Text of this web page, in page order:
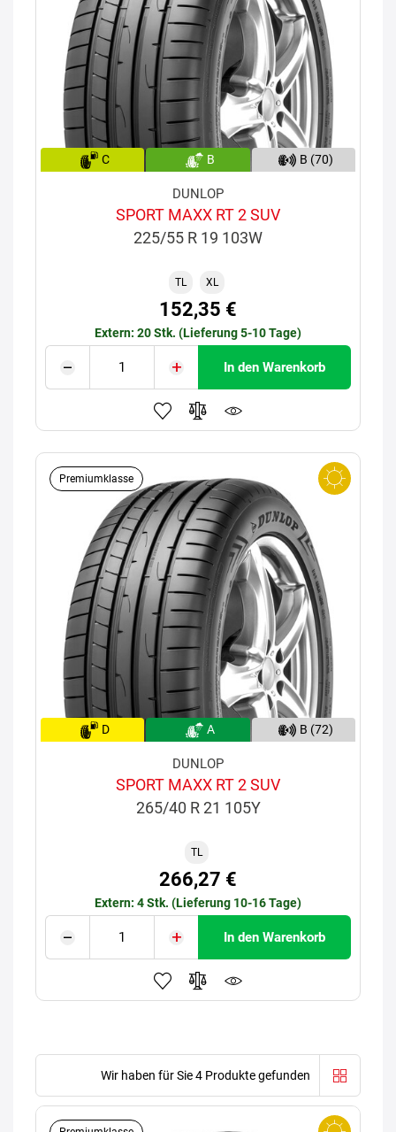
C B B (70)
DUNLOP
SPORT MAXX RT 2 SUV
225/55 R 19 103W
TL XL
152,35 €
Extern: 20 Stk. (Lieferung 5-10 Tage)
In den Warenkorb
Premiumklasse
D A B (72)
DUNLOP
SPORT MAXX RT 2 SUV
265/40 R 21 105Y
TL
266,27 €
Extern: 4 Stk. (Lieferung 10-16 Tage)
In den Warenkorb
Wir haben für Sie 4 Produkte gefunden